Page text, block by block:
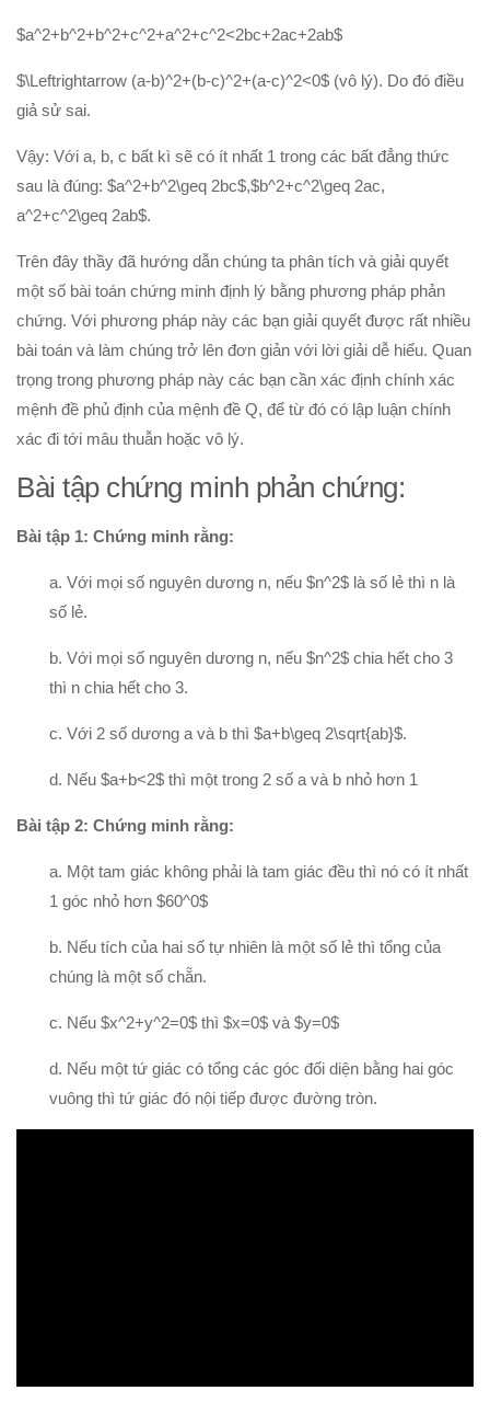
$a^2+b^2+b^2+c^2+a^2+c^2<2bc+2ac+2ab$
$\Leftrightarrow (a-b)^2+(b-c)^2+(a-c)^2<0$ (vô lý). Do đó điều
giả sử sai.
Vậy: Với a, b, c bất kì sẽ có ít nhất 1 trong các bất đẳng thức
sau là đúng: $a^2+b^2\geq 2bc$,$b^2+c^2\geq 2ac,
a^2+c^2\geq 2ab$.
Trên đây thầy đã hướng dẫn chúng ta phân tích và giải quyết
một số bài toán chứng minh định lý bằng phương pháp phản
chứng. Với phương pháp này các bạn giải quyết được rất nhiều
bài toán và làm chúng trở lên đơn giản với lời giải dễ hiểu. Quan
trọng trong phương pháp này các bạn cần xác định chính xác
mệnh đề phủ định của mệnh đề Q, để từ đó có lập luận chính
xác đi tới mâu thuẫn hoặc vô lý.
Bài tập chứng minh phản chứng:
Bài tập 1: Chứng minh rằng:
a. Với mọi số nguyên dương n, nếu $n^2$ là số lẻ thì n là
số lẻ.
b. Với mọi số nguyên dương n, nếu $n^2$ chia hết cho 3
thì n chia hết cho 3.
c. Với 2 số dương a và b thì $a+b\geq 2\sqrt{ab}$.
d. Nếu $a+b<2$ thì một trong 2 số a và b nhỏ hơn 1
Bài tập 2: Chứng minh rằng:
a. Một tam giác không phải là tam giác đều thì nó có ít nhất
1 góc nhỏ hơn $60^0$
b. Nếu tích của hai số tự nhiên là một số lẻ thì tổng của
chúng là một số chẵn.
c. Nếu $x^2+y^2=0$ thì $x=0$ và $y=0$
d. Nếu một tứ giác có tổng các góc đối diện bằng hai góc
vuông thì tứ giác đó nội tiếp được đường tròn.